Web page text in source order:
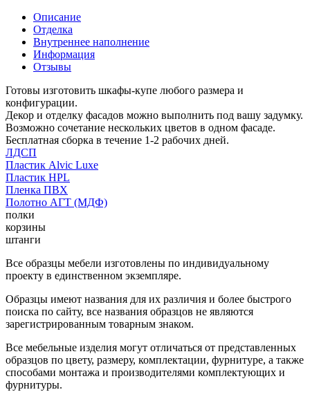
Описание
Отделка
Внутреннее наполнение
Информация
Отзывы
Готовы изготовить шкафы-купе любого размера и
конфигурации.
Декор и отделку фасадов можно выполнить под вашу задумку.
Возможно сочетание нескольких цветов в одном фасаде.
Бесплатная сборка в течение 1-2 рабочих дней.
ЛДСП
Пластик Alvic Luxe
Пластик HPL
Пленка ПВХ
Полотно АГТ (МДФ)
полки
корзины
штанги
Все образцы мебели изготовлены по индивидуальному
проекту в единственном экземпляре.
Образцы имеют названия для их различия и более быстрого
поиска по сайту, все названия образцов не являются
зарегистрированным товарным знаком.
Все мебельные изделия могут отличаться от представленных
образцов по цвету, размеру, комплектации, фурнитуре, а также
способами монтажа и производителями комплектующих и
фурнитуры.